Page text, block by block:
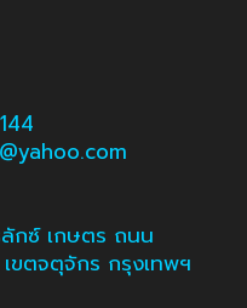
ลักซ์ เกษตร ถนน
ขตจตุจักร กรุงเทพฯ